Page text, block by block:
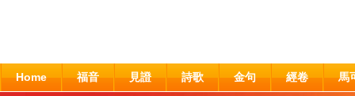
Home 福音 見證 詩歌 金句 經卷 馬